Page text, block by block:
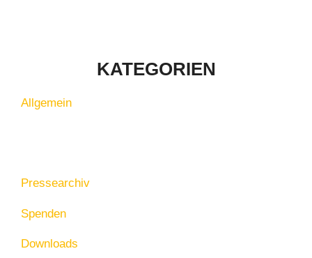
KATEGORIEN
Allgemein
Pressearchiv
Spenden
Downloads